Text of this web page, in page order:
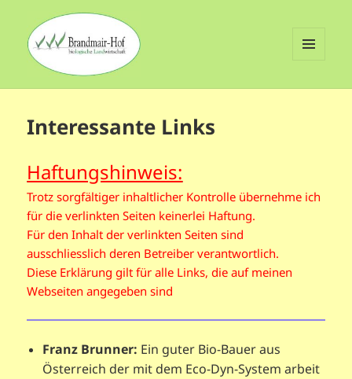
WIDGETS
Interessante Links
Haftungshinweis:
Trotz sorgfältiger inhaltlicher Kontrolle übernehme ich
für die verlinkten Seiten keinerlei Haftung.
Für den Inhalt der verlinkten Seiten sind
ausschliesslich deren Betreiber verantwortlich.
Diese Erklärung gilt für alle Links, die auf meinen
Webseiten angegeben sind
Franz Brunner: Ein guter Bio-Bauer aus
Österreich der mit dem Eco-Dyn-System arbeit